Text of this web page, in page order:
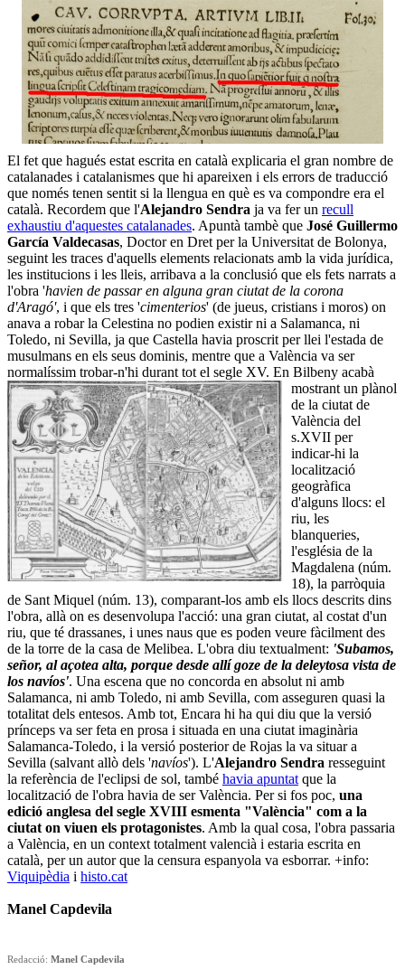
El fet que hagués estat escrita en català explicaria el gran nombre de
catalanades i catalanismes que hi apareixen i els errors de traducció
que només tenen sentit si la llengua en què es va compondre era el
català. Recordem que l'Alejandro Sendra ja va fer un recull
exhaustiu d'aquestes catalanades. Apuntà tambè que José Guillermo
García Valdecasas, Doctor en Dret per la Universitat de Bolonya,
seguint les traces d'aquells elements relacionats amb la vida jurídica,
les institucions i les lleis, arribava a la conclusió que els fets narrats a
l'obra 'havien de passar en alguna gran ciutat de la corona
d'Aragó', i que els tres 'cimenterios' (de jueus, cristians i moros) on
anava a robar la Celestina no podien existir ni a Salamanca, ni
Toledo, ni Sevilla, ja que Castella havia proscrit per llei l'estada de
musulmans en els seus dominis, mentre que a València va ser
normalíssim trobar-n'hi durant tot el segle XV. En Bilbeny acabà
mostrant un plànol
de la ciutat de
València del
s.XVII per
indicar-hi la
localització
geogràfica
d'alguns llocs: el
riu, les
blanqueries,
l'església de la
Magdalena (núm.
18), la parròquia
de Sant Miquel (núm. 13), comparant-los amb els llocs descrits dins
l'obra, allà on es desenvolupa l'acció: una gran ciutat, al costat d'un
riu, que té drassanes, i unes naus que es poden veure fàcilment des
de la torre de la casa de Melibea. L'obra diu textualment: 'Subamos,
señor, al açotea alta, porque desde allí goze de la deleytosa vista de
los navíos'. Una escena que no concorda en absolut ni amb
Salamanca, ni amb Toledo, ni amb Sevilla, com asseguren quasi la
totalitat dels entesos. Amb tot, Encara hi ha qui diu que la versió
prínceps va ser feta en prosa i situada en una ciutat imaginària
Salamanca-Toledo, i la versió posterior de Rojas la va situar a
Sevilla (salvant allò dels 'navíos'). L'Alejandro Sendra resseguint
la referència de l'eclipsi de sol, també havia apuntat que la
localització de l'obra havia de ser València. Per si fos poc, una
edició anglesa del segle XVIII esmenta "València" com a la
ciutat on viuen els protagonistes. Amb la qual cosa, l'obra passaria
a València, en un context totalment valencià i estaria escrita en
català, per un autor que la censura espanyola va esborrar. +info:
Viquipèdia i histo.cat
Manel Capdevila
Redacció: Manel Capdevila